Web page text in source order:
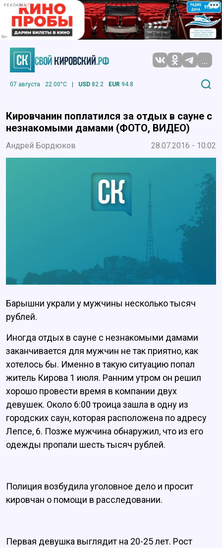
РЕКЛАМА
...
07 августа 22.00°C | USD 82.2 EUR 94.8
Кировчанин поплатился за отдых в сауне с
незнакомыми дамами (ФОТО, ВИДЕО)
Андрей Бордюков 28.07.2016 - 10:02
Барышни украли у мужчины несколько тысяч
рублей.
Иногда отдых в сауне с незнакомыми дамами
заканчивается для мужчин не так приятно, как
хотелось бы. Именно в такую ситуацию попал
житель Кирова 1 июля. Ранним утром он решил
хорошо провести время в компании двух
девушек. Около 6:00 троица зашла в одну из
городских саун, которая расположена по адресу
Лепсе, 6. Позже мужчина обнаружил, что из его
одежды пропали шесть тысяч рублей.
Полиция возбудила уголовное дело и просит
кировчан о помощи в расследовании.
Первая девушка выглядит на 20-25 лет. Рост